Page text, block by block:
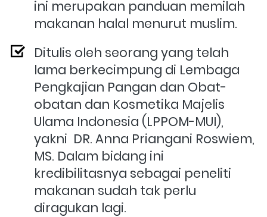
ini merupakan panduan memilah
makanan halal menurut muslim.
Ditulis oleh seorang yang telah
lama berkecimpung di Lembaga
Pengkajian Pangan dan Obat-
obatan dan Kosmetika Majelis
Ulama Indonesia (LPPOM-MUI),
yakni DR. Anna Priangani Roswiem,
MS. Dalam bidang ini
kredibilitasnya sebagai peneliti
makanan sudah tak perlu
diragukan lagi.